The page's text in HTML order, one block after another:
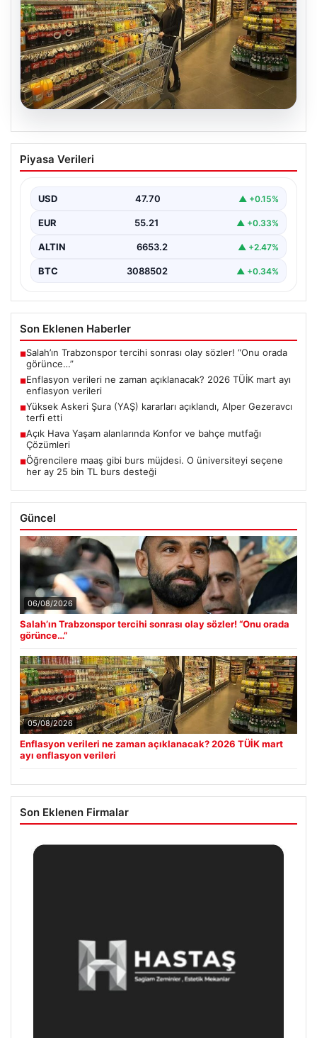
05.08.2026
Enflasyon verileri ne zaman
açıklanacak? 2026 TÜİK mart ayı
Piyasa Verileri
USD 47.70 ▲ +0.15%
EUR 55.21 ▲ +0.33%
ALTIN 6653.2 ▲ +2.47%
BTC 3088502 ▲ +0.34%
Son Eklenen Haberler
■Salah’ın Trabzonspor tercihi sonrası olay sözler! “Onu orada
görünce…”
■Enflasyon verileri ne zaman açıklanacak? 2026 TÜİK mart ayı
enflasyon verileri
■Yüksek Askeri Şura (YAŞ) kararları açıklandı, Alper Gezeravcı
terfi etti
■Açık Hava Yaşam alanlarında Konfor ve bahçe mutfağı
Çözümleri
■Öğrencilere maaş gibi burs müjdesi. O üniversiteyi seçene
her ay 25 bin TL burs desteği
Güncel
06/08/2026
Salah’ın Trabzonspor tercihi sonrası olay sözler! “Onu orada
görünce…”
05/08/2026
Enflasyon verileri ne zaman açıklanacak? 2026 TÜİK mart
ayı enflasyon verileri
Son Eklenen Firmalar